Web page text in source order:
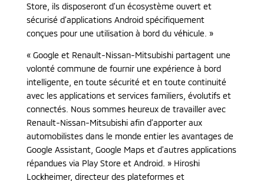
Store, ils disposeront d’un écosystème ouvert et
sécurisé d’applications Android spécifiquement
conçues pour une utilisation à bord du véhicule. »
« Google et Renault-Nissan-Mitsubishi partagent une
volonté commune de fournir une expérience à bord
intelligente, en toute sécurité et en toute continuité
avec les applications et services familiers, évolutifs et
connectés. Nous sommes heureux de travailler avec
Renault-Nissan-Mitsubishi afin d’apporter aux
automobilistes dans le monde entier les avantages de
Google Assistant, Google Maps et d’autres applications
répandues via Play Store et Android. » Hiroshi
Lockheimer, directeur des plateformes et